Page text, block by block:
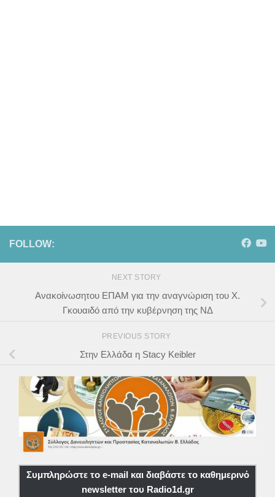
FOLLOW:
NEXT STORY
Ανακοίνωσητου ΕΠΑΜ για την αναγνώριση του Χ.
Γκουαιδό από την κυβέρνηση της ΝΔ
PREVIOUS STORY
Στην Ελλάδα η Stacy Keibler
Συμπληρώστε το e-mail και διαβάστε το καθημερινό
newsletter του Radio1d.gr